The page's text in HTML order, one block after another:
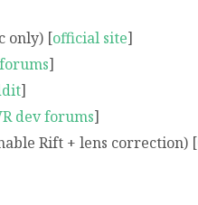
only) [official site]
]
]
dev forums]
Rift + lens correction) [